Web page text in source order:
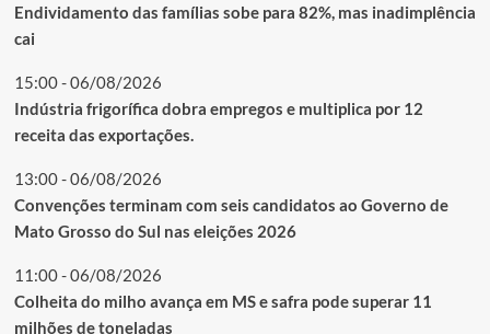
Endividamento das famílias sobe para 82%, mas inadimplência
cai
15:00 - 06/08/2026
Indústria frigorífica dobra empregos e multiplica por 12
receita das exportações.
13:00 - 06/08/2026
Convenções terminam com seis candidatos ao Governo de
Mato Grosso do Sul nas eleições 2026
11:00 - 06/08/2026
Colheita do milho avança em MS e safra pode superar 11
milhões de toneladas